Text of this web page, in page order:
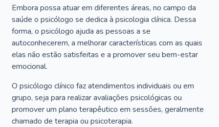
Embora possa atuar em diferentes áreas, no campo da
saúde o psicólogo se dedica à psicologia clínica. Dessa
forma, o psicólogo ajuda as pessoas a se
autoconhecerem, a melhorar características com as quais
elas não estão satisfeitas e a promover seu bem-estar
emocional.
O psicólogo clínico faz atendimentos individuais ou em
grupo, seja para realizar avaliações psicológicas ou
promover um plano terapêutico em sessões, geralmente
chamado de terapia ou psicoterapia.